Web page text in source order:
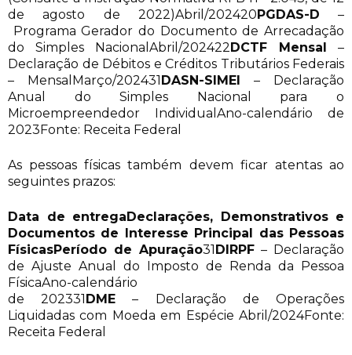
de agosto de 2022)Abril/202420 PGDAS-D –
Programa Gerador do Documento de Arrecadação
do Simples NacionalAbril/202422 DCTF Mensal
–
Declaração de Débitos e Créditos Tributários Federais
– MensalMarço/202431 DASN-SIMEI
– Declaração
Anual do Simples Nacional para o
Microempreendedor IndividualAno-calendário de
2023Fonte: Receita Federal
As pessoas físicas também devem ficar atentas ao
seguintes prazos:
Data de entrega Declarações, Demonstrativos e
Documentos de Interesse Principal das Pessoas
FísicasPeríodo de Apuração31 DIRPF – Declaração
de Ajuste Anual do Imposto de Renda da Pessoa
FísicaAno-calendário
de 202331 DME – Declaração de Operações
Liquidadas com Moeda em Espécie Abril/2024Fonte:
Receita Federal